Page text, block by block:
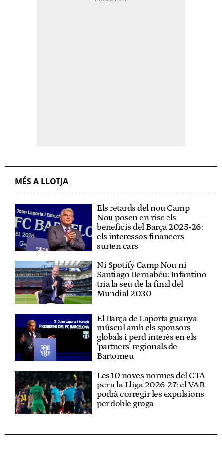
MÉS A LLOTJA
Els retards del nou Camp
Nou posen en risc els
beneficis del Barça 2025-26:
els interessos financers
surten cars
Ni Spotify Camp Nou ni
Santiago Bernabéu: Infantino
tria la seu de la final del
Mundial 2030
El Barça de Laporta guanya
múscul amb els sponsors
globals i perd interès en els
'partners' regionals de
Bartomeu
Les 10 noves normes del CTA
per a la Lliga 2026-27: el VAR
podrà corregir les expulsions
per doble groga